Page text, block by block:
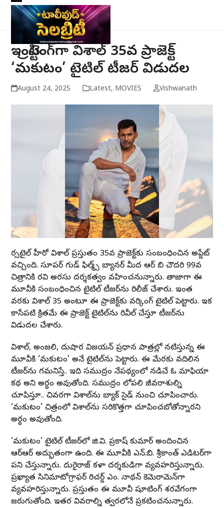
Skip
content
Open
mobile
menu
Close
mobile
menu
ఇంట్రెస్టింగ్‌గా విశాల్ 35వ ప్రాజెక్ట్
‘మకుటం’ టైటిల్ టీజర్ విడుదల
August 24, 2025 Latest, MOVIES Vishwanath
వెర్సటైల్ హీరో విశాల్ ప్రస్తుతం 35వ ప్రాజెక్ట్‌కు సంబంధించిన అప్డేట్
వచ్చింది. సూపర్ గుడ్ ఫిల్మ్స్ బ్యానర్ మీద ఆర్ బి చౌదరి 99వ
చిత్రానికి రవి అరసు దర్శకత్వం వహించనున్నారు. తాజాగా ఈ
మూవీకి సంబంధించిన టైటిల్ టీజర్‌ను రిలీజ్ చేశారు. ఇంత
వరకు విశాల్ 35 అంటూ ఈ ప్రాజెక్ట్‌కు వర్కింగ్ టైటిల్ పెట్టారు. ఇక
కాసేపటి క్రితమే ఈ ప్రాజెక్ట్ టైటిల్‌ను రివీల్ చేస్తూ టీజర్‌ను
విడుదల చేశారు.
విశాల్, అంజలి, దుషార విజయన్ ప్రధాన పాత్రల్లో నటిస్తున్న ఈ
మూవీకి ‘మకుటం’ అనే టైటిల్‌ను పెట్టారు. ఈ మేరకు వదిలిన
టీజర్‌ను గమనిస్తే.. ఇది సముద్రం నేపథ్యంలో నడిచే ఓ మాఫియా
కథ అని అర్థం అవుతోంది. సముద్రం లోపలి జీవరాశుల్ని
చూపిస్తూ.. చివరగా విశాల్‌ను బ్యాక్ సైడ్ నుంచి చూపించారు.
‘మకుటం’ చిత్రంలో విశాల్‌ను సరికొత్తగా చూపించబోతోన్నారని
అర్థం అవుతోంది.
‘మకుటం’ టైటిల్ టీజర్‌లో జి.వి. ప్రకాష్ కుమార్ అందించిన
ఆర్ఆర్ అద్భుతంగా ఉంది. ఈ మూవీకి ఎన్.బి. శ్రీకాంత్ ఎడిటర్‌గా
పని చేస్తున్నారు. దురైరాజ్ కళా దర్శకుడిగా వ్యవహరిస్తున్నారు.
ప్రఖ్యాత సినిమాటోగ్రాఫర్ రిచర్డ్ ఎం. నాథన్ కెమెరామెన్‌గా
వ్యవహరిస్తున్నారు. ప్రస్తుతం ఈ మూవీ షూటింగ్ శరవేగంగా
జరుగుతోంది. ఇతర వివరాల్ని త్వరలోనే ప్రకటించనున్నారు.